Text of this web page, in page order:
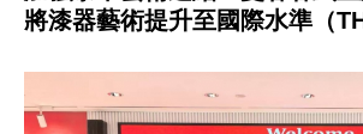
將漆器藝術提升至國際水準（